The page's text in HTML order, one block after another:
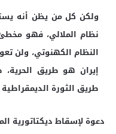
ولكن كل من يظن أنه
نظام الملالي، فهو
النظام الكهنوتي، ولن
إيران هو طريق
طريق الثورة
دعوة لإسقاط ديكتاتورية